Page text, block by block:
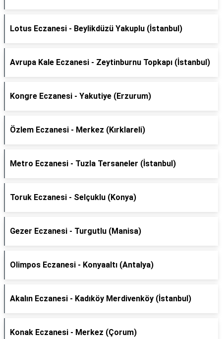
Lotus Eczanesi - Beylikdüzü Yakuplu (İstanbul)
Avrupa Kale Eczanesi - Zeytinburnu Topkapı (İstanbul)
Kongre Eczanesi - Yakutiye (Erzurum)
Özlem Eczanesi - Merkez (Kırklareli)
Metro Eczanesi - Tuzla Tersaneler (İstanbul)
Toruk Eczanesi - Selçuklu (Konya)
Gezer Eczanesi - Turgutlu (Manisa)
Olimpos Eczanesi - Konyaaltı (Antalya)
Akalın Eczanesi - Kadıköy Merdivenköy (İstanbul)
Konak Eczanesi - Merkez (Çorum)